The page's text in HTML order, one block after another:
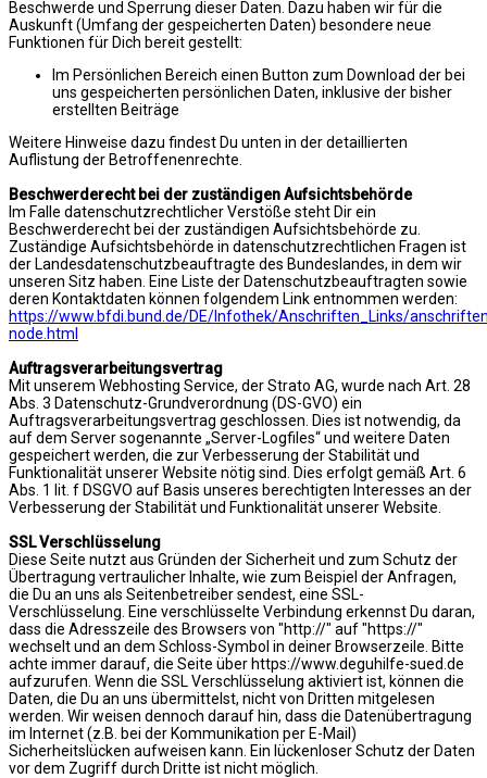
Beschwerde und Sperrung dieser Daten. Dazu haben wir für die
Auskunft (Umfang der gespeicherten Daten) besondere neue
Funktionen für Dich bereit gestellt:
Im Persönlichen Bereich einen Button zum Download der bei
uns gespeicherten persönlichen Daten, inklusive der bisher
erstellten Beiträge
Weitere Hinweise dazu findest Du unten in der detaillierten
Auflistung der Betroffenenrechte.
Beschwerderecht bei der zuständigen Aufsichtsbehörde
Im Falle datenschutzrechtlicher Verstöße steht Dir ein
Beschwerderecht bei der zuständigen Aufsichtsbehörde zu.
Zuständige Aufsichtsbehörde in datenschutzrechtlichen Fragen ist
der Landesdatenschutzbeauftragte des Bundeslandes, in dem wir
unseren Sitz haben. Eine Liste der Datenschutzbeauftragten sowie
deren Kontaktdaten können folgendem Link entnommen werden:
https://www.bfdi.bund.de/DE/Infothek/Anschriften_Links/
node.html
Auftragsverarbeitungsvertrag
Mit unserem Webhosting Service, der Strato AG, wurde nach Art. 28
Abs. 3 Datenschutz-Grundverordnung (DS-GVO) ein
Auftragsverarbeitungsvertrag geschlossen. Dies ist notwendig, da
auf dem Server sogenannte „Server-Logfiles“ und weitere Daten
gespeichert werden, die zur Verbesserung der Stabilität und
Funktionalität unserer Website nötig sind. Dies erfolgt gemäß Art. 6
Abs. 1 lit. f DSGVO auf Basis unseres berechtigten Interesses an der
Verbesserung der Stabilität und Funktionalität unserer Website.
SSL Verschlüsselung
Diese Seite nutzt aus Gründen der Sicherheit und zum Schutz der
Übertragung vertraulicher Inhalte, wie zum Beispiel der Anfragen,
die Du an uns als Seitenbetreiber sendest, eine SSL-
Verschlüsselung. Eine verschlüsselte Verbindung erkennst Du daran,
dass die Adresszeile des Browsers von "http://" auf "https://"
wechselt und an dem Schloss-Symbol in deiner Browserzeile. Bitte
achte immer darauf, die Seite über https://www.deguhilfe-sued.de
aufzurufen. Wenn die SSL Verschlüsselung aktiviert ist, können die
Daten, die Du an uns übermittelst, nicht von Dritten mitgelesen
werden. Wir weisen dennoch darauf hin, dass die Datenübertragung
im Internet (z.B. bei der Kommunikation per E-Mail)
Sicherheitslücken aufweisen kann. Ein lückenloser Schutz der Daten
vor dem Zugriff durch Dritte ist nicht möglich.